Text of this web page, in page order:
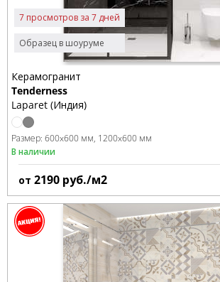
Образец в шоуруме
7 просмотров за 7 дней
Керамогранит
Tenderness
Laparet (Индия)
Размер: 600x600 мм 1200x600 мм
В наличии
от 2190 руб./м2